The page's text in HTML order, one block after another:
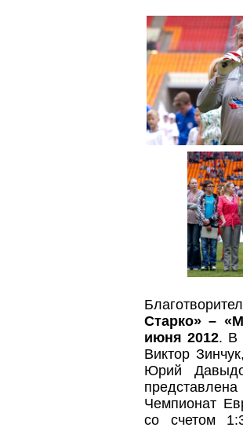
Старко» –
июня 2012. В
Виктор
Юрий
Чемпионат
со счетом